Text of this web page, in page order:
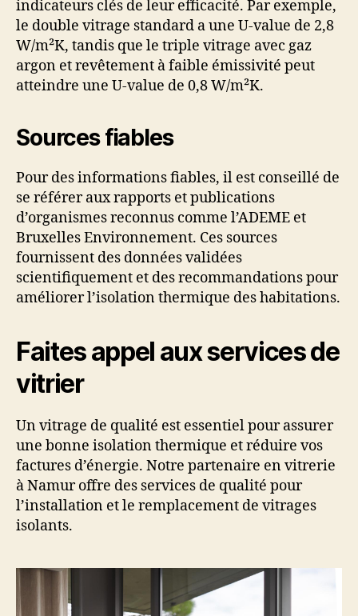
indicateurs clés de leur efficacité. Par exemple,
le double vitrage standard a une U-value de 2,8
W/m²K, tandis que le triple vitrage avec gaz
argon et revêtement à faible émissivité peut
atteindre une U-value de 0,8 W/m²K.
Sources fiables
Pour des informations fiables, il est conseillé de
se référer aux rapports et publications
d’organismes reconnus comme l’ADEME et
Bruxelles Environnement. Ces sources
fournissent des données validées
scientifiquement et des recommandations pour
améliorer l’isolation thermique des habitations.
Faites appel aux services de
vitrier
Un vitrage de qualité est essentiel pour assurer
une bonne isolation thermique et réduire vos
factures d’énergie. Notre partenaire en vitrerie
à Namur offre des services de qualité pour
l’installation et le remplacement de vitrages
isolants.